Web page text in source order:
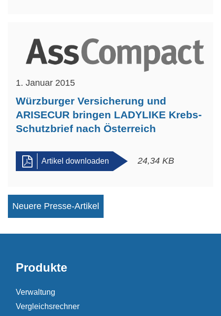
1. Januar 2015
Würzburger Versicherung und
ARISECUR bringen LADYLIKE Krebs-
Schutzbrief nach Österreich
Artikel downloaden 24,34 KB
Neuere Presse-Artikel
Produkte
Verwaltung
Vergleichsrechner